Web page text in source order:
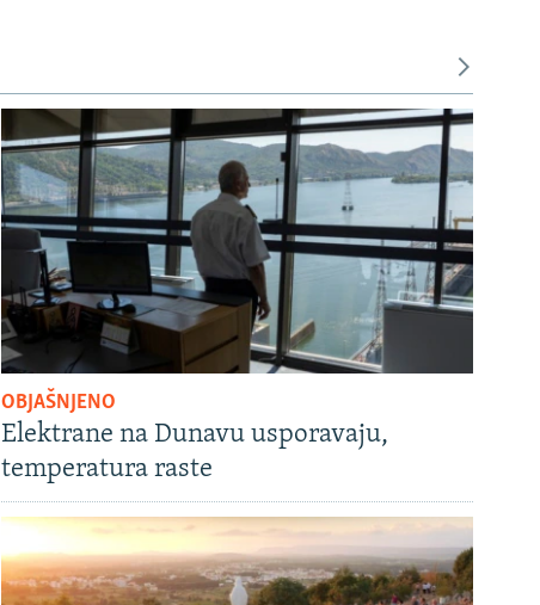
OBJAŠNJENO
Elektrane na Dunavu usporavaju,
temperatura raste